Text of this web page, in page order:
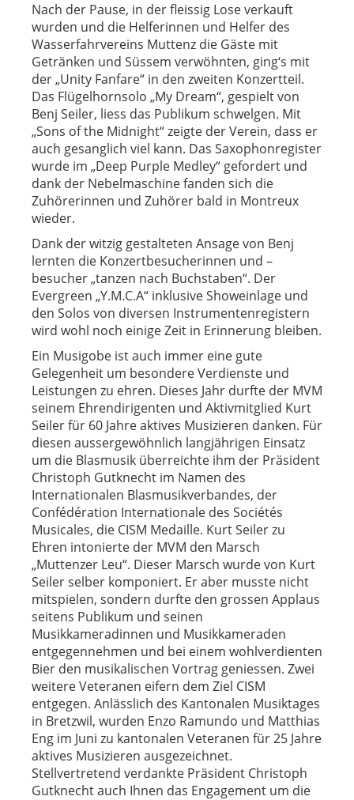
Nach der Pause, in der fleissig Lose verkauft
wurden und die Helferinnen und Helfer des
Wasserfahrvereins Muttenz die Gäste mit
Getränken und Süssem verwöhnten, ging‘s mit
der „Unity Fanfare“ in den zweiten Konzertteil.
Das Flügelhornsolo „My Dream“, gespielt von
Benj Seiler, liess das Publikum schwelgen. Mit
„Sons of the Midnight“ zeigte der Verein, dass er
auch gesanglich viel kann. Das Saxophonregister
wurde im „Deep Purple Medley“ gefordert und
dank der Nebelmaschine fanden sich die
Zuhörerinnen und Zuhörer bald in Montreux
wieder.
Dank der witzig gestalteten Ansage von Benj
lernten die Konzertbesucherinnen und –
besucher „tanzen nach Buchstaben“. Der
Evergreen „Y.M.C.A“ inklusive Showeinlage und
den Solos von diversen Instrumentenregistern
wird wohl noch einige Zeit in Erinnerung bleiben.
Ein Musigobe ist auch immer eine gute
Gelegenheit um besondere Verdienste und
Leistungen zu ehren. Dieses Jahr durfte der MVM
seinem Ehrendirigenten und Aktivmitglied Kurt
Seiler für 60 Jahre aktives Musizieren danken. Für
diesen aussergewöhnlich langjährigen Einsatz
um die Blasmusik überreichte ihm der Präsident
Christoph Gutknecht im Namen des
Internationalen Blasmusikverbandes, der
Confédération Internationale des Sociétés
Musicales, die CISM Medaille. Kurt Seiler zu
Ehren intonierte der MVM den Marsch
„Muttenzer Leu“. Dieser Marsch wurde von Kurt
Seiler selber komponiert. Er aber musste nicht
mitspielen, sondern durfte den grossen Applaus
seitens Publikum und seinen
Musikkameradinnen und Musikkameraden
entgegennehmen und bei einem wohlverdienten
Bier den musikalischen Vortrag geniessen. Zwei
weitere Veteranen eifern dem Ziel CISM
entgegen. Anlässlich des Kantonalen Musiktages
in Bretzwil, wurden Enzo Ramundo und Matthias
Eng im Juni zu kantonalen Veteranen für 25 Jahre
aktives Musizieren ausgezeichnet.
Stellvertretend verdankte Präsident Christoph
Gutknecht auch Ihnen das Engagement um die